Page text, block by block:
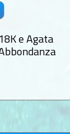
e Agata